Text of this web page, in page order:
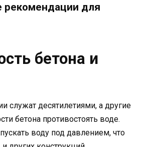
рекомендации для
бетона и
служат десятилетиями, а другие
бетона противостоять воде.
воду под давлением, что